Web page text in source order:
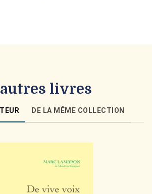
livres
DE LA MÊME COLLECTION